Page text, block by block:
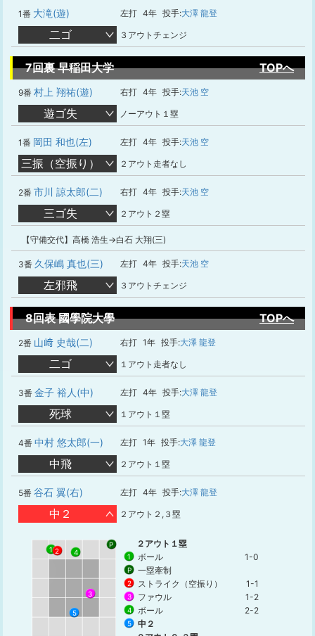
1番 大滝(遊) 左打 4年 投手:大澤 龍登
二ゴ ３アウトチェンジ
7回裏 早稲田大学 TOPへ
9番 村上 翔祐(遊) 右打 4年 投手:天池 空
遊ゴ失 ノーアウト１塁
1番 岡田 和也(左) 左打 4年 投手:天池 空
三振（空振り） ２アウト走者なし
2番 市川 諒太郎(二) 右打 4年 投手:天池 空
三ゴ失 ２アウト２塁
【守備交代】高橋 浩生→白石 大翔(三)
3番 久保嶋 真也(三) 左打 4年 投手:天池 空
左邪飛 ３アウトチェンジ
8回表 國學院大學 TOPへ
2番 山﨑 史哉(二) 右打 1年 投手:大澤 龍登
二ゴ １アウト走者なし
3番 金子 裕人(中) 左打 4年 投手:大澤 龍登
死球 １アウト１塁
4番 中村 悠太郎(一) 左打 1年 投手:大澤 龍登
中飛 ２アウト１塁
5番 谷石 翼(右) 左打 4年 投手:大澤 龍登
中２ ２アウト２,３塁
1
P
2
3
4
5
２アウト１塁
1 ボール 1-0
P 一塁牽制
2 ストライク（空振り） 1-1
3 ファウル 1-2
4 ボール 2-2
5
中２